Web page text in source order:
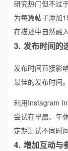
研究热门但不过
为每篇帖子添加
在描述中自然融
3. 发布时间的
发布时间直接影
最佳的发布时间。
利用Instagram
尝试在早晨、午
定期测试不同时
4. 增加互动与